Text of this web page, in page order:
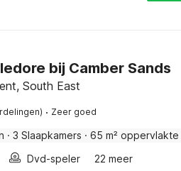
bij Camber Sands
South East
· Zeer goed
· 3 Slaapkamers · 65 m² oppervlakte
Dvd-speler
22 meer